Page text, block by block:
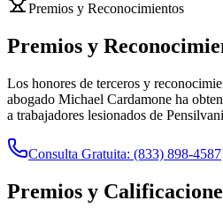
Premios y Reconocimientos
Premios y
Los honores de terceros y
abogado Michael Cardamone ha
a trabajadores lesionados de
Consulta Gratuita: (833) 898-4587
Premios y